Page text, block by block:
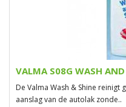
VALMA S08G WASH
De Valma Wash & Shine reinigt
aanslag van de autolak zonde..